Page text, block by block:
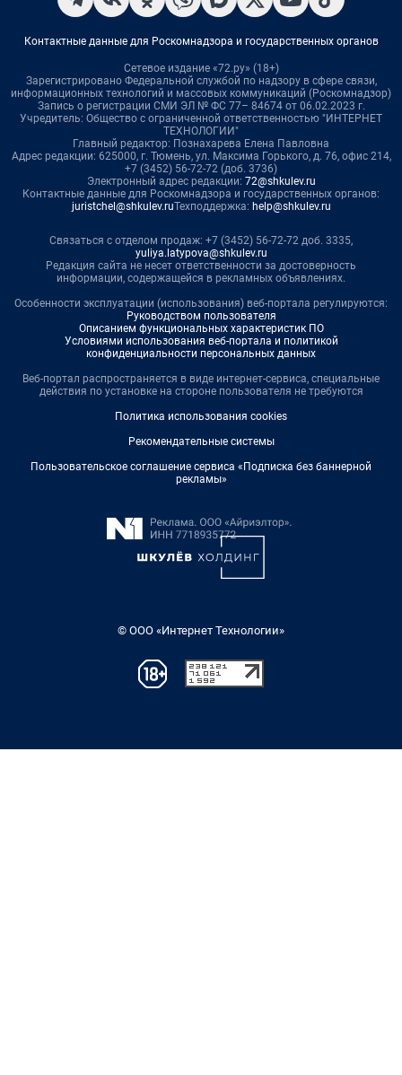
Контактные данные для Роскомнадзора и государственных органов
Сетевое издание «72.ру» (18+)
Зарегистрировано Федеральной службой по надзору в сфере связи,
информационных технологий и массовых коммуникаций (Роскомнадзор)
Запись о регистрации СМИ ЭЛ № ФС 77– 84674 от 06.02.2023 г.
Учредитель: Общество с ограниченной ответственностью "ИНТЕРНЕТ
ТЕХНОЛОГИИ"
Главный редактор: Познахарева Елена Павловна
Адрес редакции: 625000, г. Тюмень, ул. Максима Горького, д. 76, офис 214,
+7 (3452) 56-72-72 (доб. 3736)
Электронный адрес редакции: 72@shkulev.ru
Контактные данные для Роскомнадзора и государственных органов:
juristchel@shkulev.ruТехподдержка: help@shkulev.ru
Связаться с отделом продаж: +7 (3452) 56-72-72 доб. 3335,
yuliya.latypova@shkulev.ru
Редакция сайта не несет ответственности за достоверность
информации, содержащейся в рекламных объявлениях.
Особенности эксплуатации (использования) веб-портала регулируются:
Руководством пользователя
Описанием функциональных характеристик ПО
Условиями использования веб-портала и политикой
конфиденциальности персональных данных
Веб-портал распространяется в виде интернет-сервиса, специальные
действия по установке на стороне пользователя не требуются
Политика использования cookies
Рекомендательные системы
Пользовательское соглашение сервиса «Подписка без баннерной
рекламы»
© ООО «Интернет Технологии»